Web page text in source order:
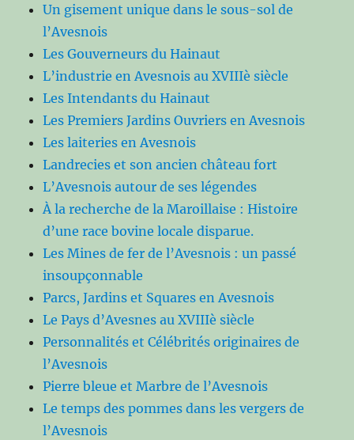
Un gisement unique dans le sous-sol de
l’Avesnois
Les Gouverneurs du Hainaut
L’industrie en Avesnois au XVIIIè siècle
Les Intendants du Hainaut
Les Premiers Jardins Ouvriers en Avesnois
Les laiteries en Avesnois
Landrecies et son ancien château fort
L’Avesnois autour de ses légendes
À la recherche de la Maroillaise : Histoire
d’une race bovine locale disparue.
Les Mines de fer de l’Avesnois : un passé
insoupçonnable
Parcs, Jardins et Squares en Avesnois
Le Pays d’Avesnes au XVIIIè siècle
Personnalités et Célébrités originaires de
l’Avesnois
Pierre bleue et Marbre de l’Avesnois
Le temps des pommes dans les vergers de
l’Avesnois